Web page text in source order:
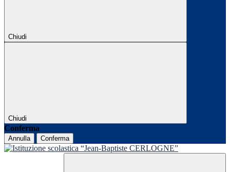
Chiudi
Chiudi
Conferma
Annulla Conferma